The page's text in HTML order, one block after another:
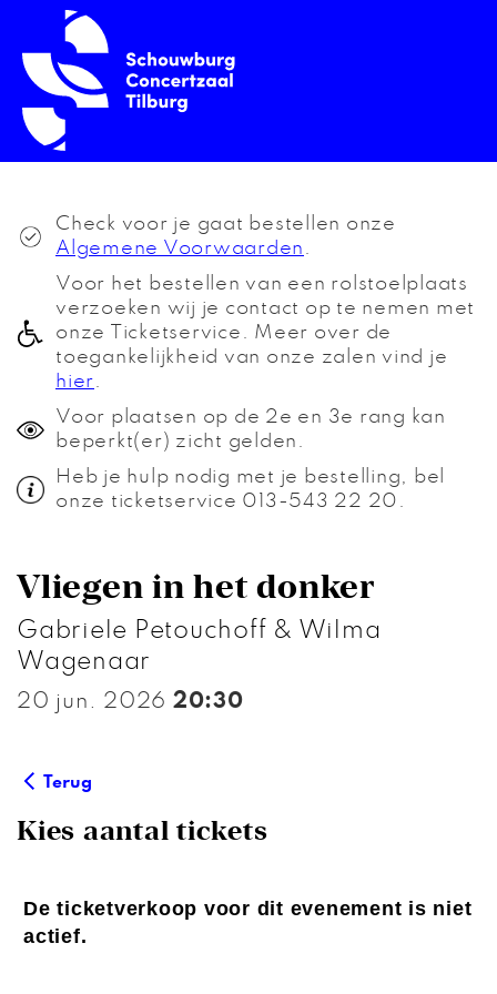
Check voor je gaat bestellen onze
Algemene Voorwaarden
Voor het bestellen van een rolstoelplaats
verzoeken wij je contact op te nemen met
onze Ticketservice. Meer over de
toegankelijkheid van onze zalen vind je
hier
Voor plaatsen op de 2e en 3e rang kan
beperkt(er) zicht gelden.
Heb je hulp nodig met je bestelling, bel
onze ticketservice 013-543 22 20.
Vliegen in het donker
Gabriele Petouchoff & Wilma
Wagenaar
20 jun. 2026 20:30
Terug
Kies aantal tickets
De ticketverkoop voor dit evenement is niet
actief.